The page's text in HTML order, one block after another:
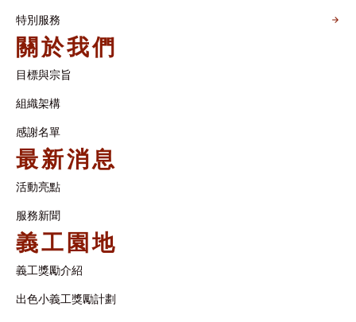
特別服務
關於我們
目標與宗旨
組織架構​
感謝名單​
最新消息
活動亮點
服務新聞
義工園地
義工獎勵介紹
出色小義工獎勵計劃